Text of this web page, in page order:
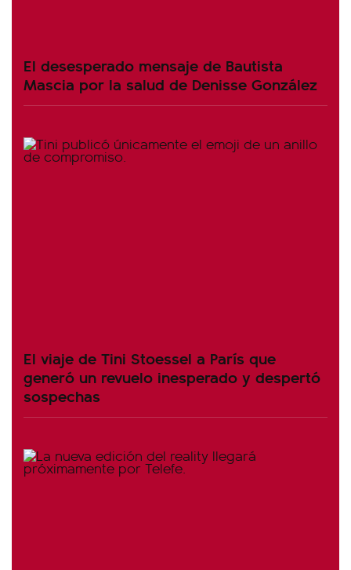
El desesperado mensaje de Bautista
Mascia por la salud de Denisse González
El viaje de Tini Stoessel a París que
generó un revuelo inesperado y despertó
sospechas